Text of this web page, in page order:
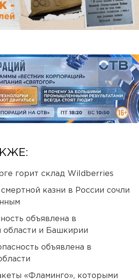
горит склад Wildberries
казни в России сочли
объявлена в
области и Башкирии
объявлена в
«Фламинго», которыми